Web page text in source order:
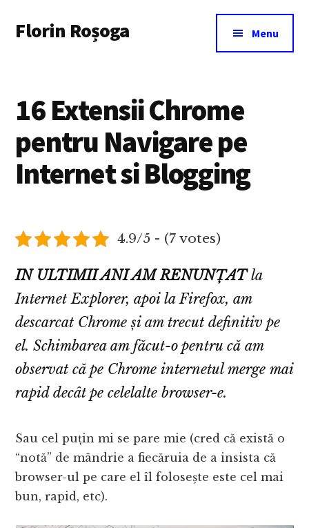
main
menu
Florin Roșoga Menu
16 Extensii Chrome
pentru Navigare pe
Internet si Blogging
4.9/5 - (7 votes)
IN ULTIMII ANI AM RENUNȚATla
Internet Explorer, apoi la Firefox, am
descarcat Chrome și am trecut definitiv pe
el. Schimbarea am făcut-o pentru că am
observat că pe Chrome internetul merge mai
rapid decât pe celelalte browser-e.
Sau cel puțin mi se pare mie (cred că există o
“notă” de mândrie a fiecăruia de a insista că
browser-ul pe care el îl folosește este cel mai
bun, rapid, etc).